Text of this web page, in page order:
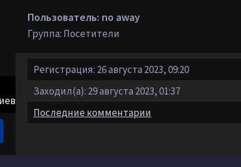
Пользователь: no away
Группа: Посетители
Регистрация: 26 августа 2023, 09:20
Заходил(а): 29 августа 2023, 01:37
Последние комментарии